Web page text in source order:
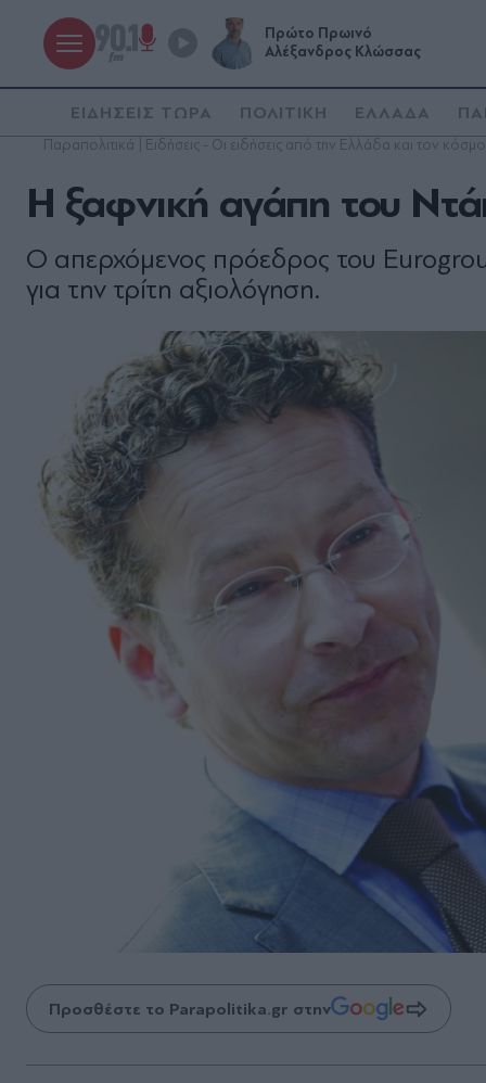
Πρώτο Πρωινό
Αλέξανδρος Κλώσσας
ΕΙΔΗΣΕΙΣ ΤΩΡΑ ΠΟΛΙΤΙΚΗ ΕΛΛΑΔΑ
Παραπολιτικά | Ειδήσεις - Οι ειδήσεις από την Ελλάδα και τον κόσμο
H ξαφνική αγάπη του
O απερχόμενος πρόεδρος του
για την τρίτη αξιολόγηση.
Προσθέστε το Parapolitika.gr στην